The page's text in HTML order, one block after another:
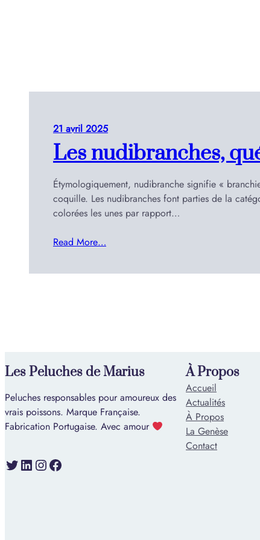
21 avril 2025
Les nudibranches,
Étymologiquement, nudibranche signifie «
coquille. Les nudibranches font parties de la
colorées les unes par rapport…
Read More…
Les Peluches de Marius
Peluches responsables pour amoureux des
vrais poissons. Marque Française.
Fabrication Portugaise. Avec amour
Twitter LinkedIn Instagram Facebook
À Propos
Accueil
Actualités
À Propos
La Genèse
Contact